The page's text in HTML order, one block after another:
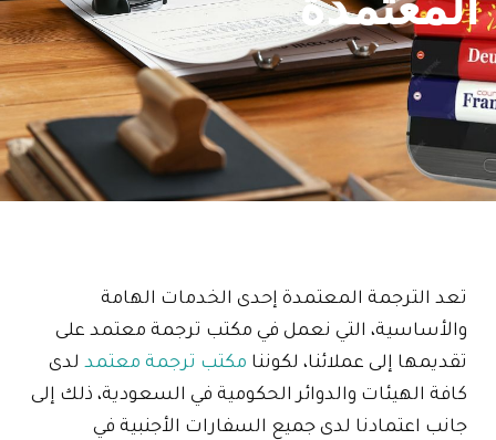
تعد الترجمة المعتمدة إحدى الخدمات الهامة
والأساسية، التي نعمل في مكتب ترجمة معتمد على
تقديمها إلى عملائنا، لكوننا مكتب ترجمة معتمد لدى
كافة الهيئات والدوائر الحكومية في السعودية، ذلك إلى
جانب اعتمادنا لدى جميع السفارات الأجنبية في